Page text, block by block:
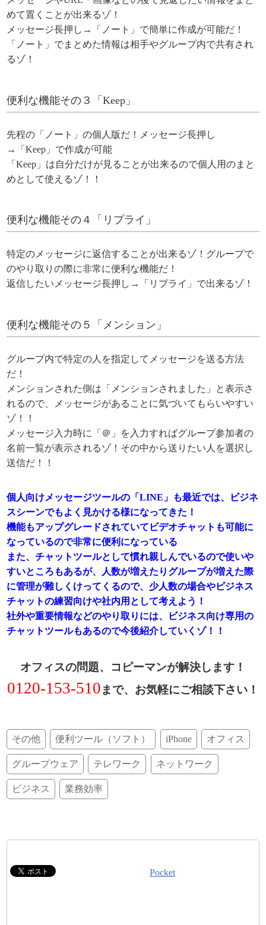
めて置くことが出来るゾ！
メッセージ長押し→「ノート」で簡単に作成が可能だ！
「ノート」でまとめた情報は相手やグループ内で共有され
るゾ！
便利な機能その３「Keep」
先程の「ノート」の個人版だ！メッセージ長押し
→「Keep」で作成が可能
「Keep」は自分だけが見ることが出来るので個人用のまと
めとして使えるゾ！！
便利な機能その４「リプライ」
特定のメッセージに返信することが出来るゾ！グループで
のやり取りの際に非常に便利な機能だ！
返信したいメッセージ長押し→「リプライ」で出来るゾ！
便利な機能その５「メンション」
グループ内で特定の人を指定してメッセージを送る方法
だ！
メンションされた側は「メンションされました」と表示さ
れるので、メッセージがあることに気づいてもらいやすい
ゾ！！
メッセージ入力時に「＠」を入力すればグループ参加者の
名前一覧が表示されるゾ！その中から送りたい人を選択し
送信だ！！
個人向けメッセージツールの「LINE」も最近では、ビジネ
スシーンでもよく見かける様になってきた！
機能もアップグレードされていてビデオチャットも可能に
なっているので非常に便利になっている
また、チャットツールとして慣れ親しんでいるので使いや
すいところもあるが、人数が増えたりグループが増えた際
に管理が難しくけってくるので、少人数の場合やビジネス
チャットの練習向けや社内用として考えよう！
社外や重要情報などのやり取りには、ビジネス向け専用の
チャットツールもあるので今後紹介していくゾ！！
オフィスの問題、コピーマンが解決します！
0120-153-510 まで、お気軽にご相談下さい！
その他 便利ツール（ソフト） iPhone オフィス
グループウェア テレワーク ネットワーク
ビジネス 業務効率
Pocket